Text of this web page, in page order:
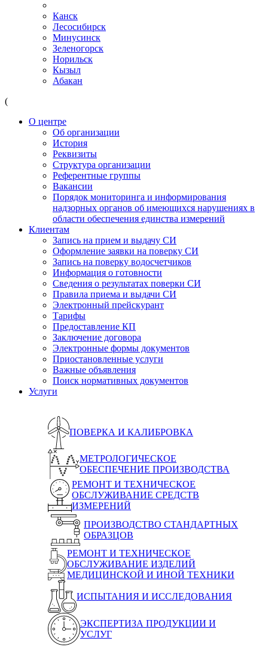
Канск
Лесосибирск
Минусинск
Зеленогорск
Норильск
Кызыл
Абакан
(
О центре
Об организации
История
Реквизиты
Структура организации
Референтные группы
Вакансии
Порядок мониторинга и информирования
надзорных органов об имеющихся нарушениях в
области обеспечения единства измерений
Клиентам
Запись на прием и выдачу СИ
Оформление заявки на поверку СИ
Запись на поверку водосчетчиков
Информация о готовности
Сведения о результатах поверки СИ
Правила приема и выдачи СИ
Электронный прейскурант
Тарифы
Предоставление КП
Заключение договора
Электронные формы документов
Приостановленные услуги
Важные объявления
Поиск нормативных документов
Услуги
ПОВЕРКА И КАЛИБРОВКА
МЕТРОЛОГИЧЕСКОЕ
ОБЕСПЕЧЕНИЕ ПРОИЗВОДСТВА
РЕМОНТ И ТЕХНИЧЕСКОЕ
ОБСЛУЖИВАНИЕ СРЕДСТВ
ИЗМЕРЕНИЙ
ПРОИЗВОДСТВО СТАНДАРТНЫХ
ОБРАЗЦОВ
РЕМОНТ И ТЕХНИЧЕСКОЕ
ОБСЛУЖИВАНИЕ ИЗДЕЛИЙ
МЕДИЦИНСКОЙ И ИНОЙ ТЕХНИКИ
ИСПЫТАНИЯ И ИССЛЕДОВАНИЯ
ЭКСПЕРТИЗА ПРОДУКЦИИ И
УСЛУГ